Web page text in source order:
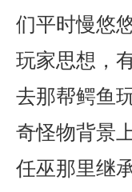
们平时慢悠
玩家思想，
去那帮鳄鱼
奇怪物背景
任巫那里继